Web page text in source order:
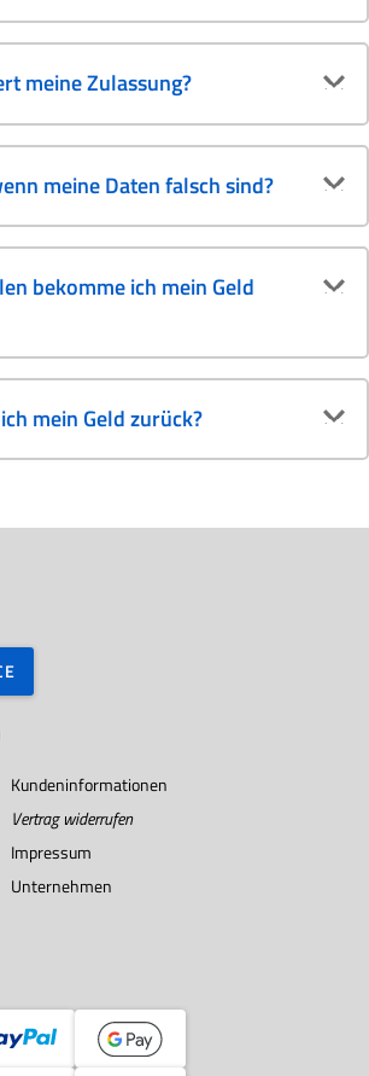
meine Zulassung?
meine Daten falsch sind?
bekomme ich mein Geld
mein Geld zurück?
Kundeninformationen
Vertrag widerrufen
Impressum
Unternehmen